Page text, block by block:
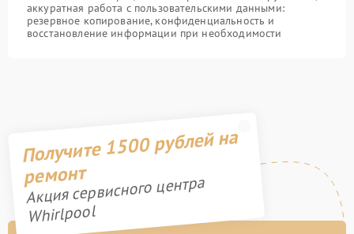
аккуратная работа с пользовательскими данными:
резервное копирование, конфиденциальность и
восстановление информации при необходимости
Получите 1500 рублей на
ремонт
Акция сервисного центра
Whirlpool